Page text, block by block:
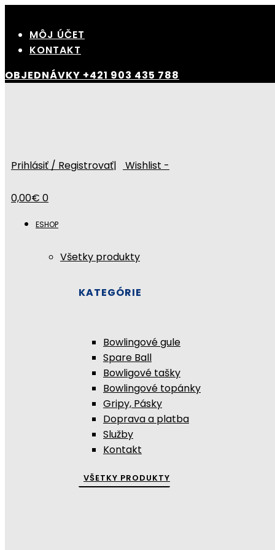
content
MÔJ ÚČET
KONTAKT
OBJEDNÁVKY +421 903 435 788
Prihlásiť / Registrovať| Wishlist -
0,00€ 0
ESHOP
Všetky produkty
KATEGÓRIE
Bowlingové gule
Spare Ball
Bowligové tašky
Bowlingové topánky
Gripy, Pásky
Doprava a platba
Služby
Kontakt
VŠETKY PRODUKTY